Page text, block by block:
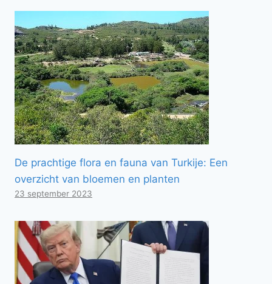
De prachtige flora en fauna van Turkije: Een
overzicht van bloemen en planten
23 september 2023